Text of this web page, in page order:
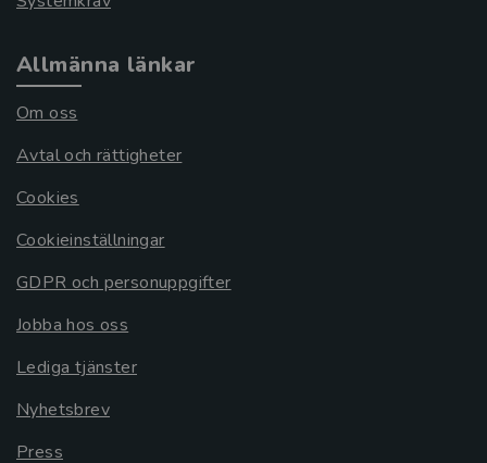
Allmänna länkar
Om oss
Avtal och rättigheter
Cookies
Cookieinställningar
GDPR och personuppgifter
Jobba hos oss
Lediga tjänster
Nyhetsbrev
Press